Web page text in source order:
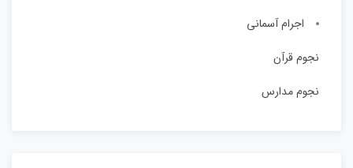
اجرام آسمانی
نجوم قرآن
نجوم مدارس